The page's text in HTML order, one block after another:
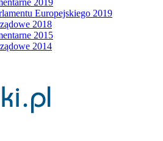
2019
Europejskiego 2019
2018
2015
2014